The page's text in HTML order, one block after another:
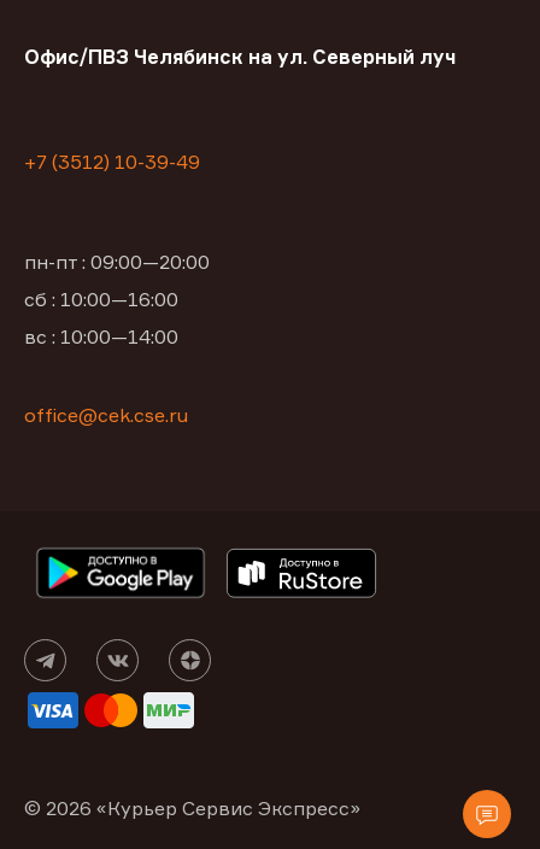
Офис/ПВЗ Челябинск на ул. Северный луч
+7 (3512) 10-39-49
пн-пт : 09:00—20:00
сб : 10:00—16:00
вс : 10:00—14:00
office@cek.cse.ru
© 2026 «Курьер Сервис Экспресс»